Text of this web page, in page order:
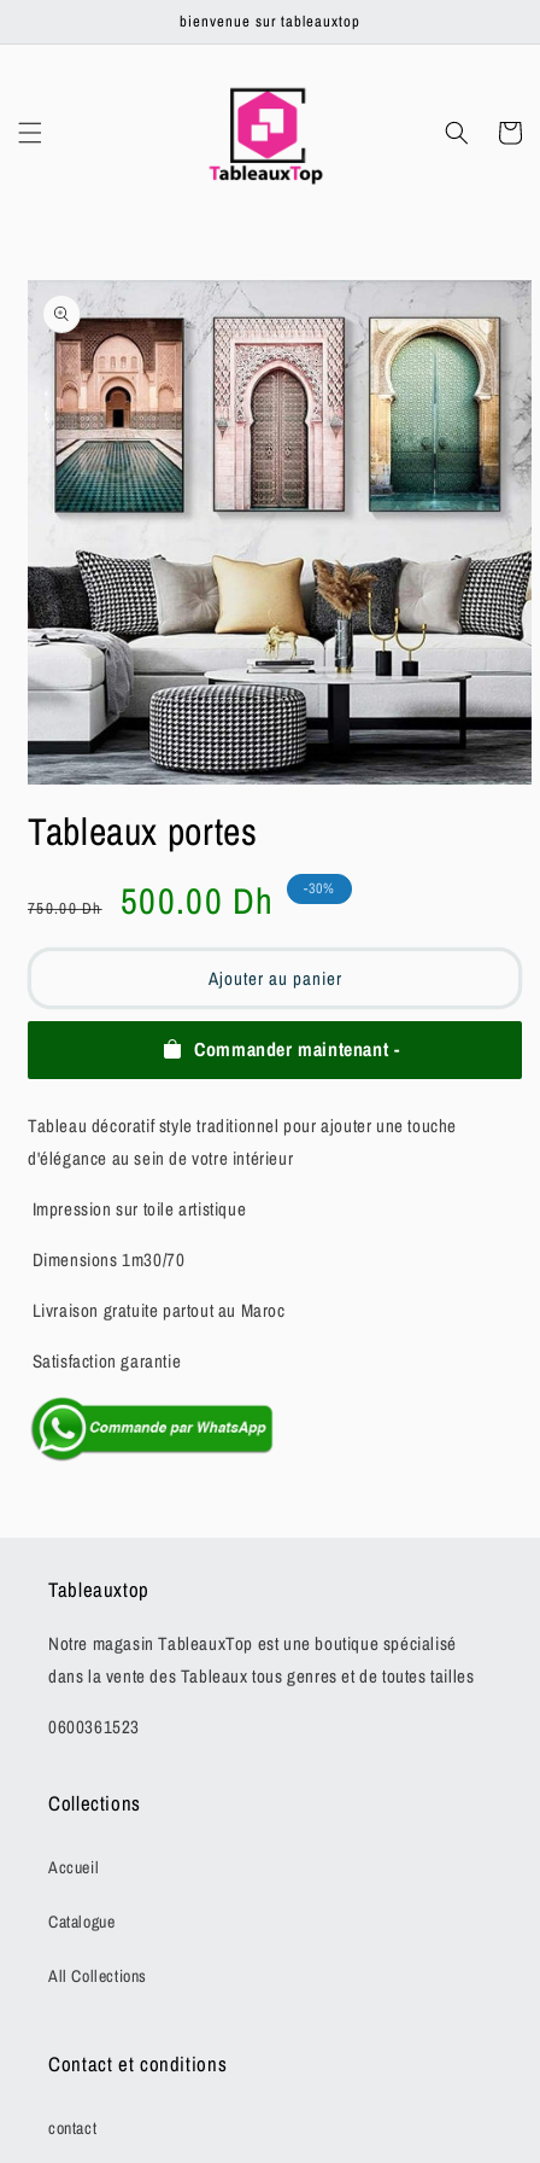
contenu
bienvenue sur tableauxtop
Panier
Passer aux
informations
produits
média
fenêtre
modale
Tableaux portes
habituel
750.00 Dh
Prix
soldé
500.00 Dh -30%
Ajouter au panier
Commander maintenant -
Tableau décoratif style traditionnel pour ajouter une touche
d'élégance au sein de votre intérieur
Impression sur toile artistique
Dimensions 1m30/70
Livraison gratuite partout au Maroc
Satisfaction garantie
Tableauxtop
Notre magasin TableauxTop est une boutique spécialisé
dans la vente des Tableaux tous genres et de toutes tailles
0600361523
Collections
Accueil
Catalogue
All Collections
Contact et conditions
contact